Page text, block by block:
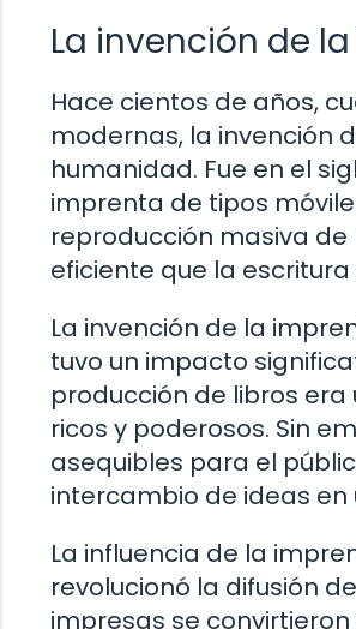
La invención de
Hace cientos de años,
modernas, la invención
humanidad. Fue en el
imprenta de tipos
reproducción masiva
eficiente que la
La invención de la
tuvo un impacto
producción de libros
ricos y poderosos. Sin
asequibles para el
intercambio de ideas
La influencia de la
revolucionó la difusión
impresas se